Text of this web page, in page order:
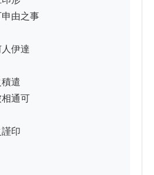
由之事
伊達
遣
相通可